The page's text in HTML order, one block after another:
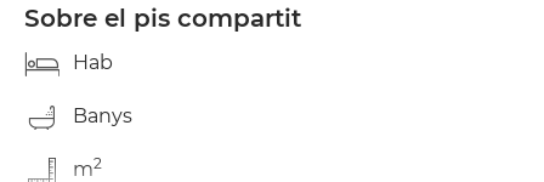
Sobre el pis compartit
Hab
Banys
m2